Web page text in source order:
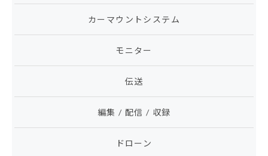
カーマウントシステム
モニター
伝送
編集 / 配信 / 収録
ドローン